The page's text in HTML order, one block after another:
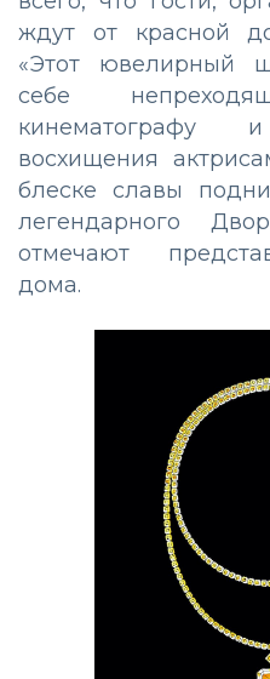
ждут от красной
«Этот ювелирный
себе
восхищения
блеске славы
легендарного
отмечают
дома.